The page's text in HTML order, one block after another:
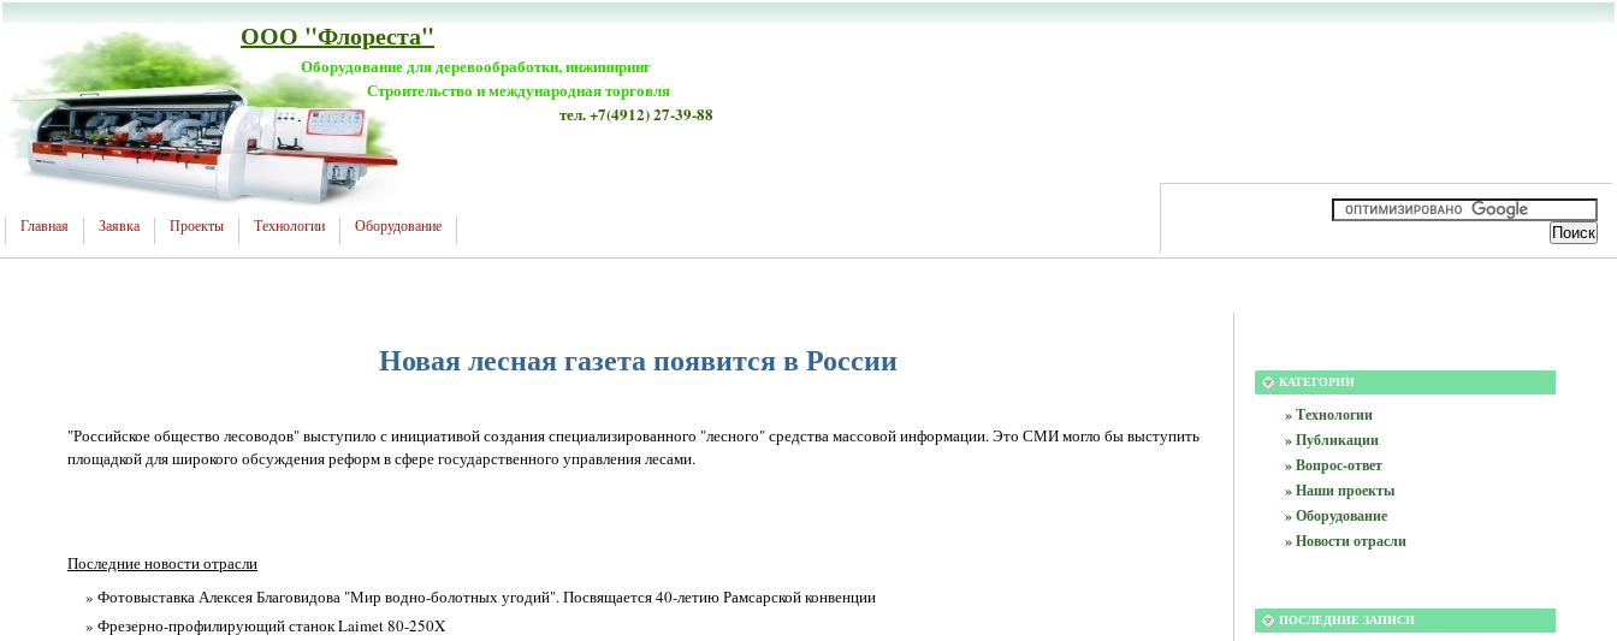
ООО "Флореста"
Оборудование для деревообработки, инжиниринг
Строительство и международная торговля
тел. +7(4912) 27-39-88
Главная Заявка Проекты Технологии Оборудование
Новая лесная газета появится в России
"Российское общество лесоводов" выступило с инициативой создания специализированного "лесного" средства массовой информации. Это СМИ могло бы выступить
площадкой для широкого обсуждения реформ в сфере государственного управления лесами.
Последние новости отрасли
» Фотовыставка Алексея Благовидова "Мир водно-болотных угодий". Посвящается 40-летию Рамсарской конвенции
» Фрезерно-профилирующий станок Laimet 80-250X
КАТЕГОРИИ
» Технологии
» Публикации
» Вопрос-ответ
» Наши проекты
» Оборудование
» Новости отрасли
ПОСЛЕДНИЕ ЗАПИСИ